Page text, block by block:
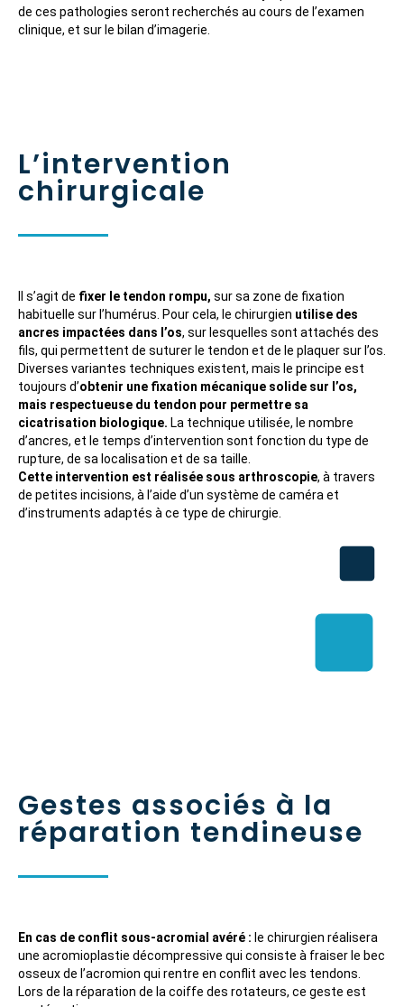
de ces pathologies seront recherchés au cours de l’examen
clinique, et sur le bilan d’imagerie.
L’intervention
chirurgicale
Il s’agit de fixer le tendon rompu, sur sa zone de fixation
habituelle sur l’humérus. Pour cela, le chirurgien utilise des
ancres impactées dans l’os, sur lesquelles sont attachés des
fils, qui permettent de suturer le tendon et de le plaquer sur l’os.
Diverses variantes techniques existent, mais le principe est
toujours d’obtenir une fixation mécanique solide sur l’os,
mais respectueuse du tendon pour permettre sa
cicatrisation biologique. La technique utilisée, le nombre
d’ancres, et le temps d’intervention sont fonction du type de
rupture, de sa localisation et de sa taille.
Cette intervention est réalisée sous arthroscopie, à travers
de petites incisions, à l’aide d’un système de caméra et
d’instruments adaptés à ce type de chirurgie.
Gestes associés à la
réparation tendineuse
En cas de conflit sous-acromial avéré : le chirurgien réalisera
une acromioplastie décompressive qui consiste à fraiser le bec
osseux de l’acromion qui rentre en conflit avec les tendons.
Lors de la réparation de la coiffe des rotateurs, ce geste est